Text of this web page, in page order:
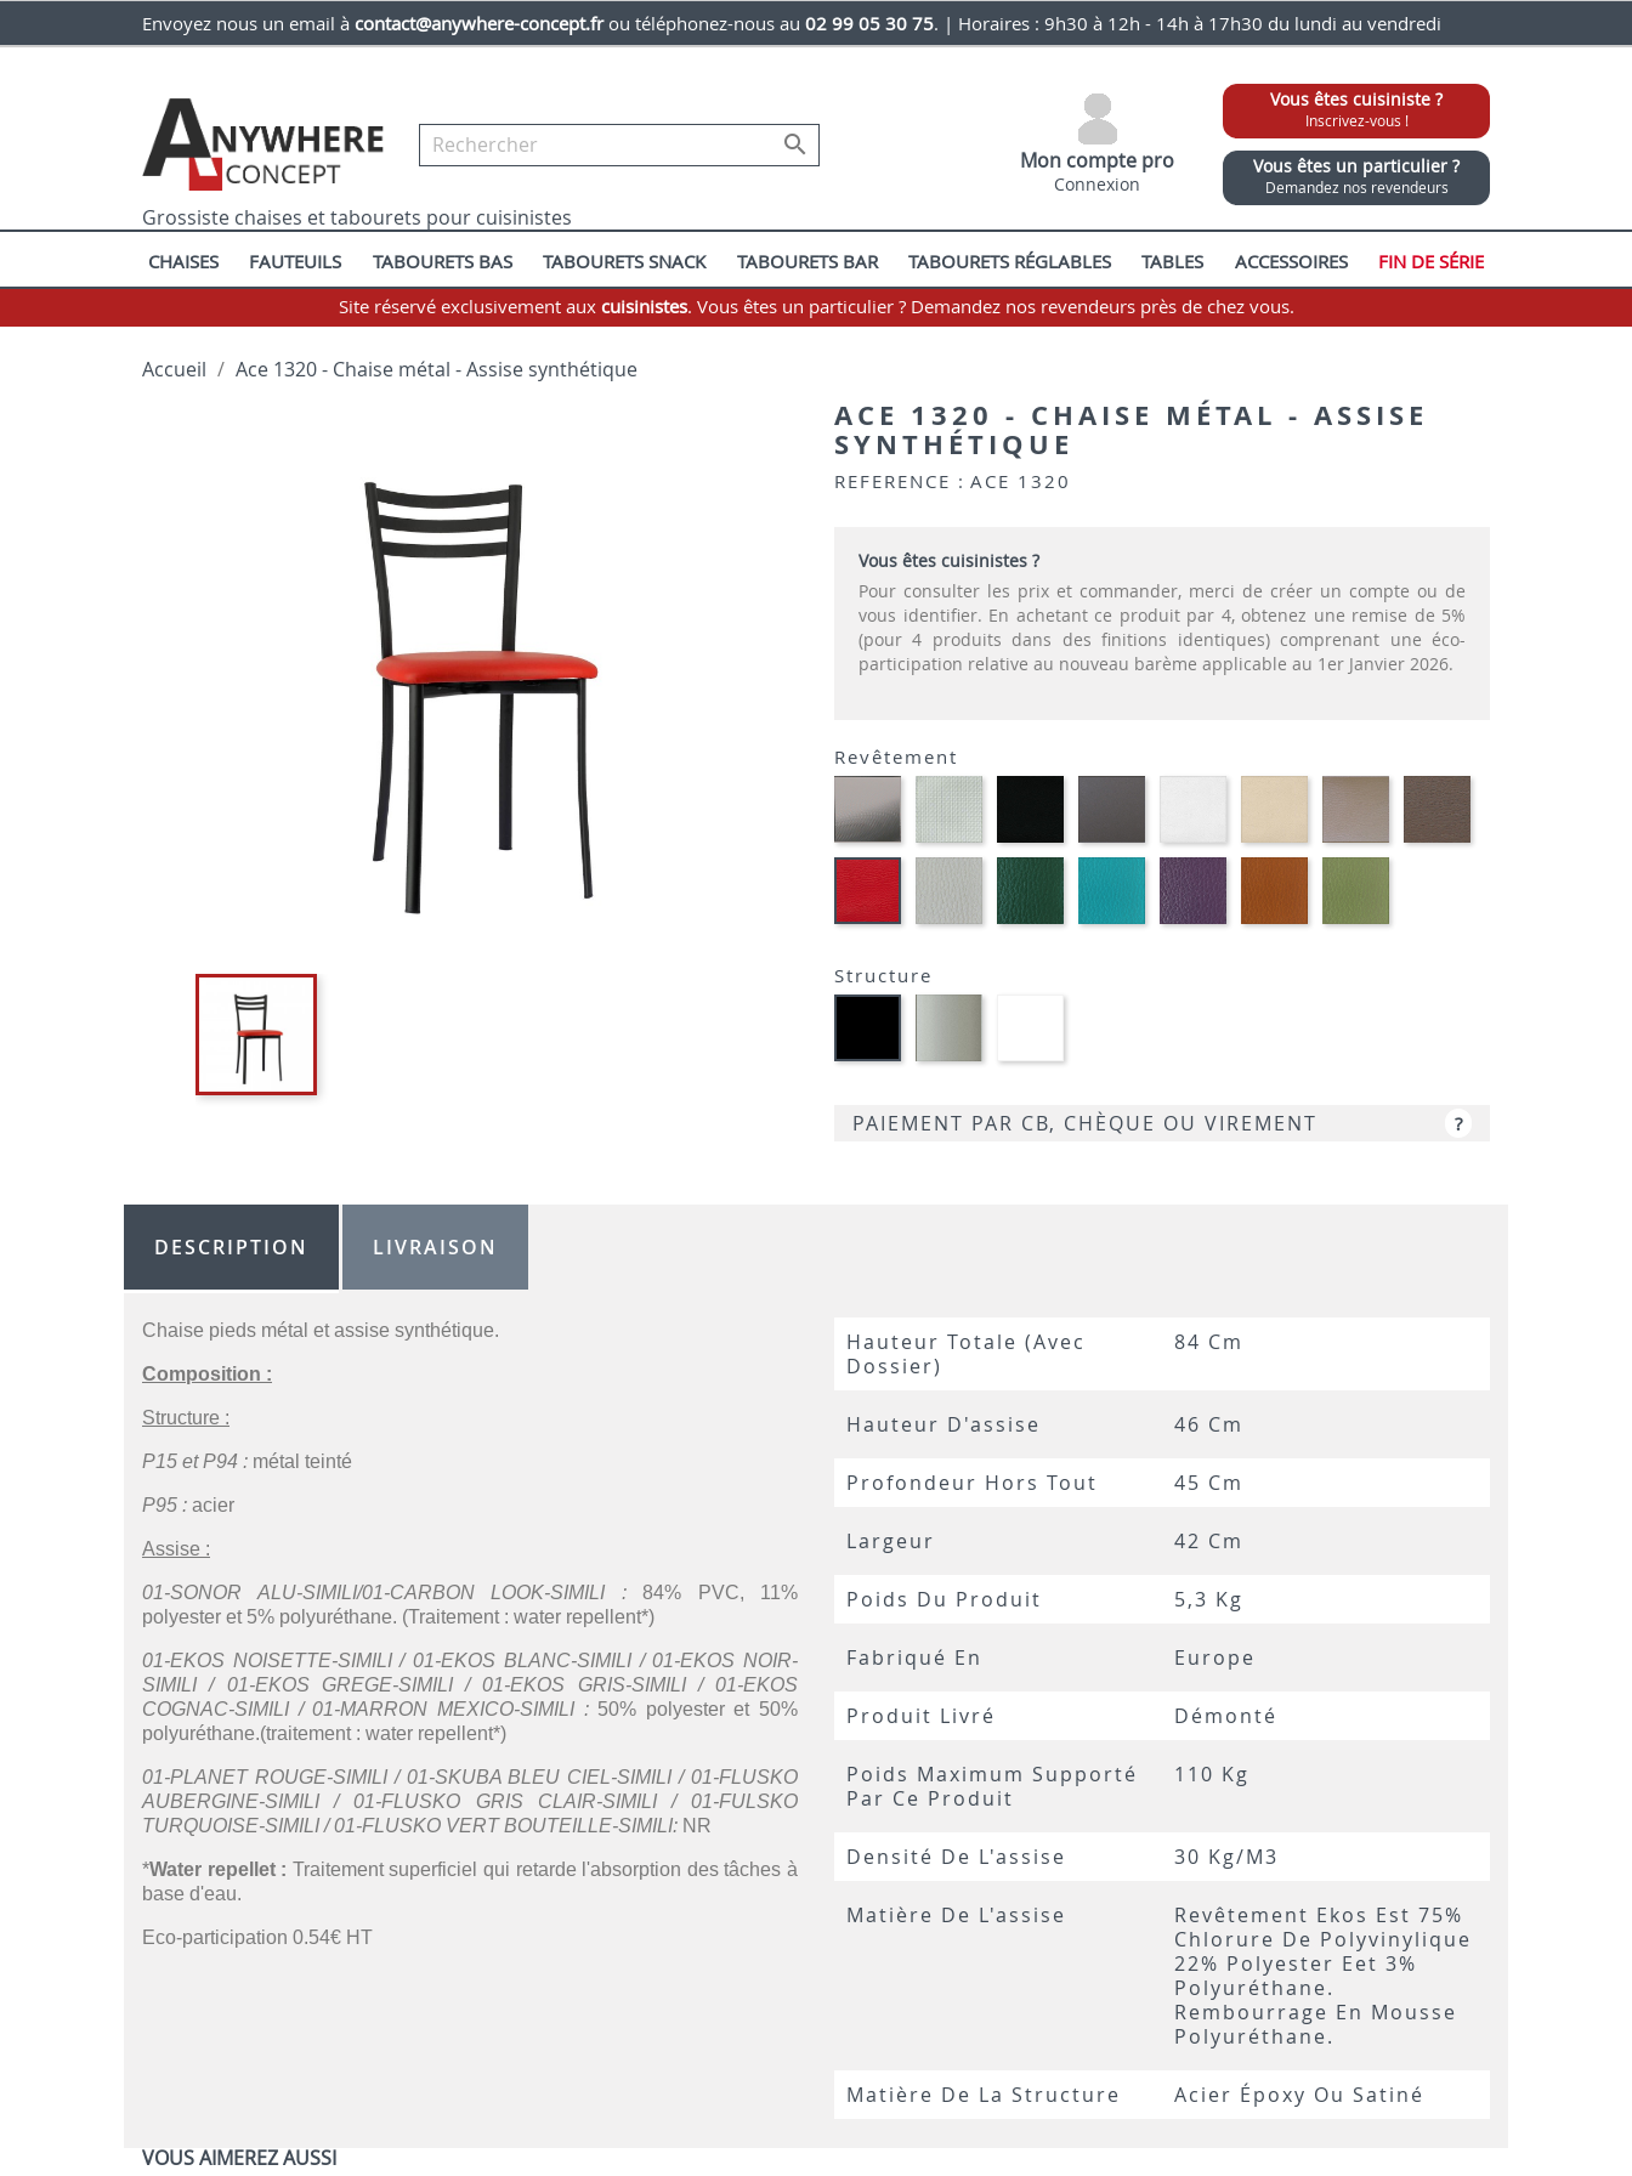
Envoyez nous un email à contact@anywhere-concept.frou téléphonez-nous au 02 99 05 30 75. | Horaires : 9h30 à 12h - 14h à 17h30 du lundi au vendredi

Mon compte pro
Connexion
Vous êtes cuisiniste ?
Inscrivez-vous !
Vous êtes un particulier ?
Demandez nos revendeurs
Grossiste chaises et tabourets pour cuisinistes
CHAISES FAUTEUILS TABOURETS BAS TABOURETS SNACK TABOURETS BAR TABOURETS RÉGLABLES TABLES ACCESSOIRES
FIN DE SÉRIE
Site réservé exclusivement aux cuisinistes. Vous êtes un particulier ? Demandez nos revendeurs près de chez vous.
Accueil Ace 1320 - Chaise métal - Assise synthétique
ACE 1320 - CHAISE MÉTAL - ASSISE
SYNTHÉTIQUE
REFERENCE : ACE 1320
Vous êtes cuisinistes ?
Pour consulter les prix et commander, merci de créer un compte ou de
vous identifier. En achetant ce produit par 4, obtenez une remise de 5%
(pour 4 produits dans des finitions identiques) comprenant une éco-
participation relative au nouveau barème applicable au 1er Janvier 2026.
Revêtement
CARBON
LOOK-
SIMILI
SONOR
ALU-
SIMILI
SIMILI
SIMILI
EKOS
SIMILI
EKOS
GREGE-
SIMILI
MARRON
PLANET
ROUGE-
SIMILI
FLUSKO
GRIS
CLAIR-
FLUSKO
VERT
BOUTEILLE-
01-
FULSKO
TURQUOISE-
01-
FLUSKO
AUBERGINE-
Structure
opaque
P94
PAIEMENT PAR CB, CHÈQUE OU VIREMENT ?
DESCRIPTION LIVRAISON
Chaise pieds métal et assise synthétique.
Composition :
Structure :
P15 et P94 : métal teinté
P95 : acier
Assise :
01-SONOR ALU-SIMILI/01-CARBON LOOK-SIMILI :84% PVC, 11%
polyester et 5% polyuréthane. (Traitement : water repellent*)
01-EKOS NOISETTE-SIMILI / 01-EKOS BLANC-SIMILI / 01-EKOS NOIR-
SIMILI / 01-EKOS GREGE-SIMILI / 01-EKOS GRIS-SIMILI / 01-EKOS
COGNAC-SIMILI / 01-MARRON MEXICO-SIMILI :50% polyester et 50%
polyuréthane.(traitement : water repellent*)
01-PLANET ROUGE-SIMILI / 01-SKUBA BLEU CIEL-SIMILI / 01-FLUSKO
AUBERGINE-SIMILI / 01-FLUSKO GRIS CLAIR-SIMILI / 01-FULSKO
TURQUOISE-SIMILI / 01-FLUSKO VERT BOUTEILLE-SIMILI: NR
*Water repellet : Traitement superficiel qui retarde l'absorption des tâches à
base d'eau.
Eco-participation 0.54€ HT
Hauteur Totale (avec
Dossier)
84 Cm
Hauteur D'assise 46 Cm
Profondeur Hors Tout 45 Cm
Largeur 42 Cm
Poids Du Produit 5,3 Kg
Fabriqué En Europe
Produit Livré Démonté
Poids Maximum Supporté
Par Ce Produit
110 Kg
Densité De L'assise 30 Kg/m3
Matière De L'assise
Revêtement Ekos Est 75%
Chlorure De Polyvinylique
22% Polyester Eet 3%
Polyuréthane.
Rembourrage En Mousse
Polyuréthane.
Matière De La Structure Acier Époxy Ou Satiné
VOUS AIMEREZ AUSSI